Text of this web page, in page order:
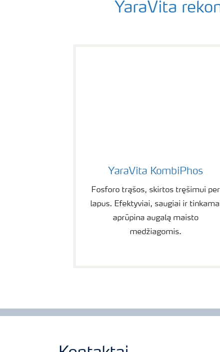
YaraVita
YaraVita KombiPhos
Fosforo trąšos, skirtos tręšimui per
lapus. Efektyviai, saugiai ir
aprūpina augalą maisto
medžiagomis.